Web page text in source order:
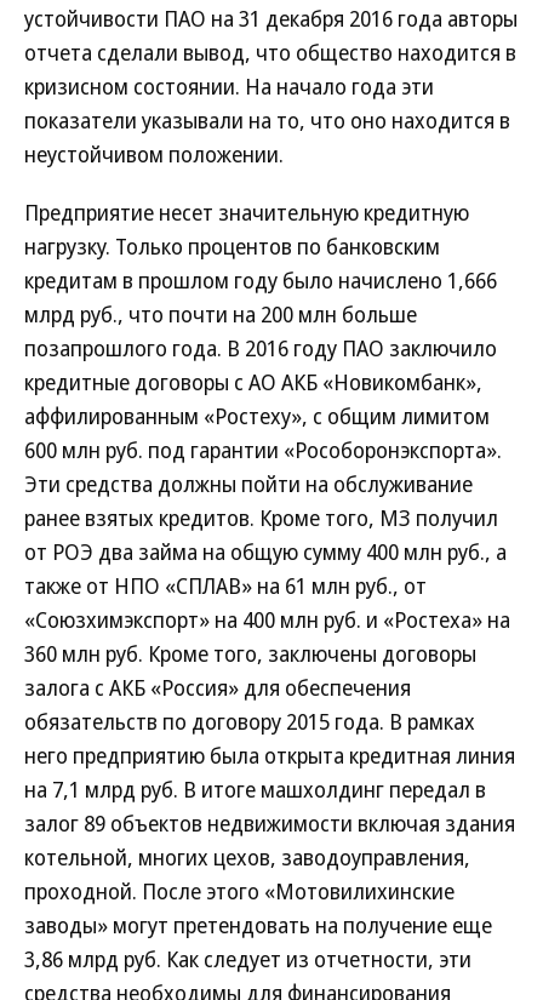
устойчивости ПАО на 31 декабря 2016 года авторы
отчета сделали вывод, что общество находится в
кризисном состоянии. На начало года эти
показатели указывали на то, что оно находится в
неустойчивом положении.
Предприятие несет значительную кредитную
нагрузку. Только процентов по банковским
кредитам в прошлом году было начислено 1,666
млрд руб., что почти на 200 млн больше
позапрошлого года. В 2016 году ПАО заключило
кредитные договоры с АО АКБ «Новикомбанк»,
аффилированным «Ростеху», с общим лимитом
600 млн руб. под гарантии «Рособоронэкспорта».
Эти средства должны пойти на обслуживание
ранее взятых кредитов. Кроме того, МЗ получил
от РОЭ два займа на общую сумму 400 млн руб., а
также от НПО «СПЛАВ» на 61 млн руб., от
«Союзхимэкспорт» на 400 млн руб. и «Ростеха» на
360 млн руб. Кроме того, заключены договоры
залога с АКБ «Россия» для обеспечения
обязательств по договору 2015 года. В рамках
него предприятию была открыта кредитная линия
на 7,1 млрд руб. В итоге машхолдинг передал в
залог 89 объектов недвижимости включая здания
котельной, многих цехов, заводоуправления,
проходной. После этого «Мотовилихинские
заводы» могут претендовать на получение еще
3,86 млрд руб. Как следует из отчетности, эти
средства необходимы для финансирования